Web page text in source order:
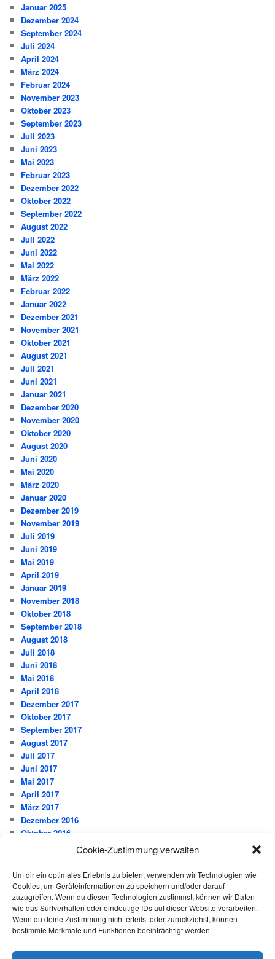
Cookie-Zustimmung verwalten
Um dir ein optimales Erlebnis zu bieten, verwenden wir Technologien wie
Cookies, um Geräteinformationen zu speichern und/oder darauf
zuzugreifen. Wenn du diesen Technologien zustimmst, können wir Daten
wie das Surfverhalten oder eindeutige IDs auf dieser Website verarbeiten.
Wenn du deine Zustimmung nicht erteilst oder zurückziehst, können
bestimmte Merkmale und Funktionen beeinträchtigt werden.
Januar 2025
Dezember 2024
September 2024
Juli 2024
April 2024
März 2024
Februar 2024
November 2023
Oktober 2023
September 2023
Juli 2023
Juni 2023
Mai 2023
Februar 2023
Dezember 2022
Oktober 2022
September 2022
August 2022
Juli 2022
Juni 2022
Mai 2022
März 2022
Februar 2022
Januar 2022
Dezember 2021
November 2021
Oktober 2021
August 2021
Juli 2021
Juni 2021
Januar 2021
Dezember 2020
November 2020
Oktober 2020
August 2020
Juni 2020
Mai 2020
März 2020
Januar 2020
Dezember 2019
November 2019
Juli 2019
Juni 2019
Mai 2019
April 2019
Januar 2019
November 2018
Oktober 2018
September 2018
August 2018
Juli 2018
Juni 2018
Mai 2018
April 2018
Dezember 2017
Oktober 2017
September 2017
August 2017
Juli 2017
Juni 2017
Mai 2017
April 2017
März 2017
Dezember 2016
Oktober 2016
September 2016
Juni 2016
Mai 2016
März 2016
Februar 2016
Januar 2016
Dezember 2015
November 2015